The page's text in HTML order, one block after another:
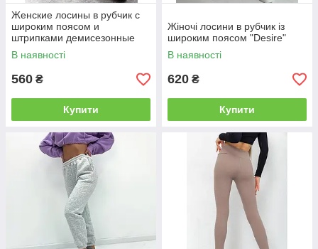
Женские лосины в рубчик с
широким поясом и
штрипками демисезонные
"Toffee" Норма и батал цвет
мокко
В наявності
560 ₴
Купити
Жіночі лосини в рубчик із
широким поясом "Desire"
В наявності
620 ₴
Купити